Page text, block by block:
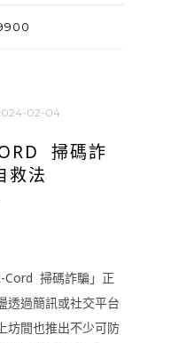
02-04
掃碼詐
救法
Cord 掃碼詐騙」正
透過簡訊或社交平台
坊間也推出不少可防